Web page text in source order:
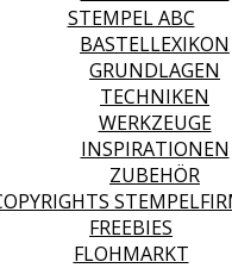
STEMPEL ABC
BASTELLEXIKON
GRUNDLAGEN
TECHNIKEN
WERKZEUGE
INSPIRATIONEN
ZUBEHÖR
FREEBIES
FLOHMARKT